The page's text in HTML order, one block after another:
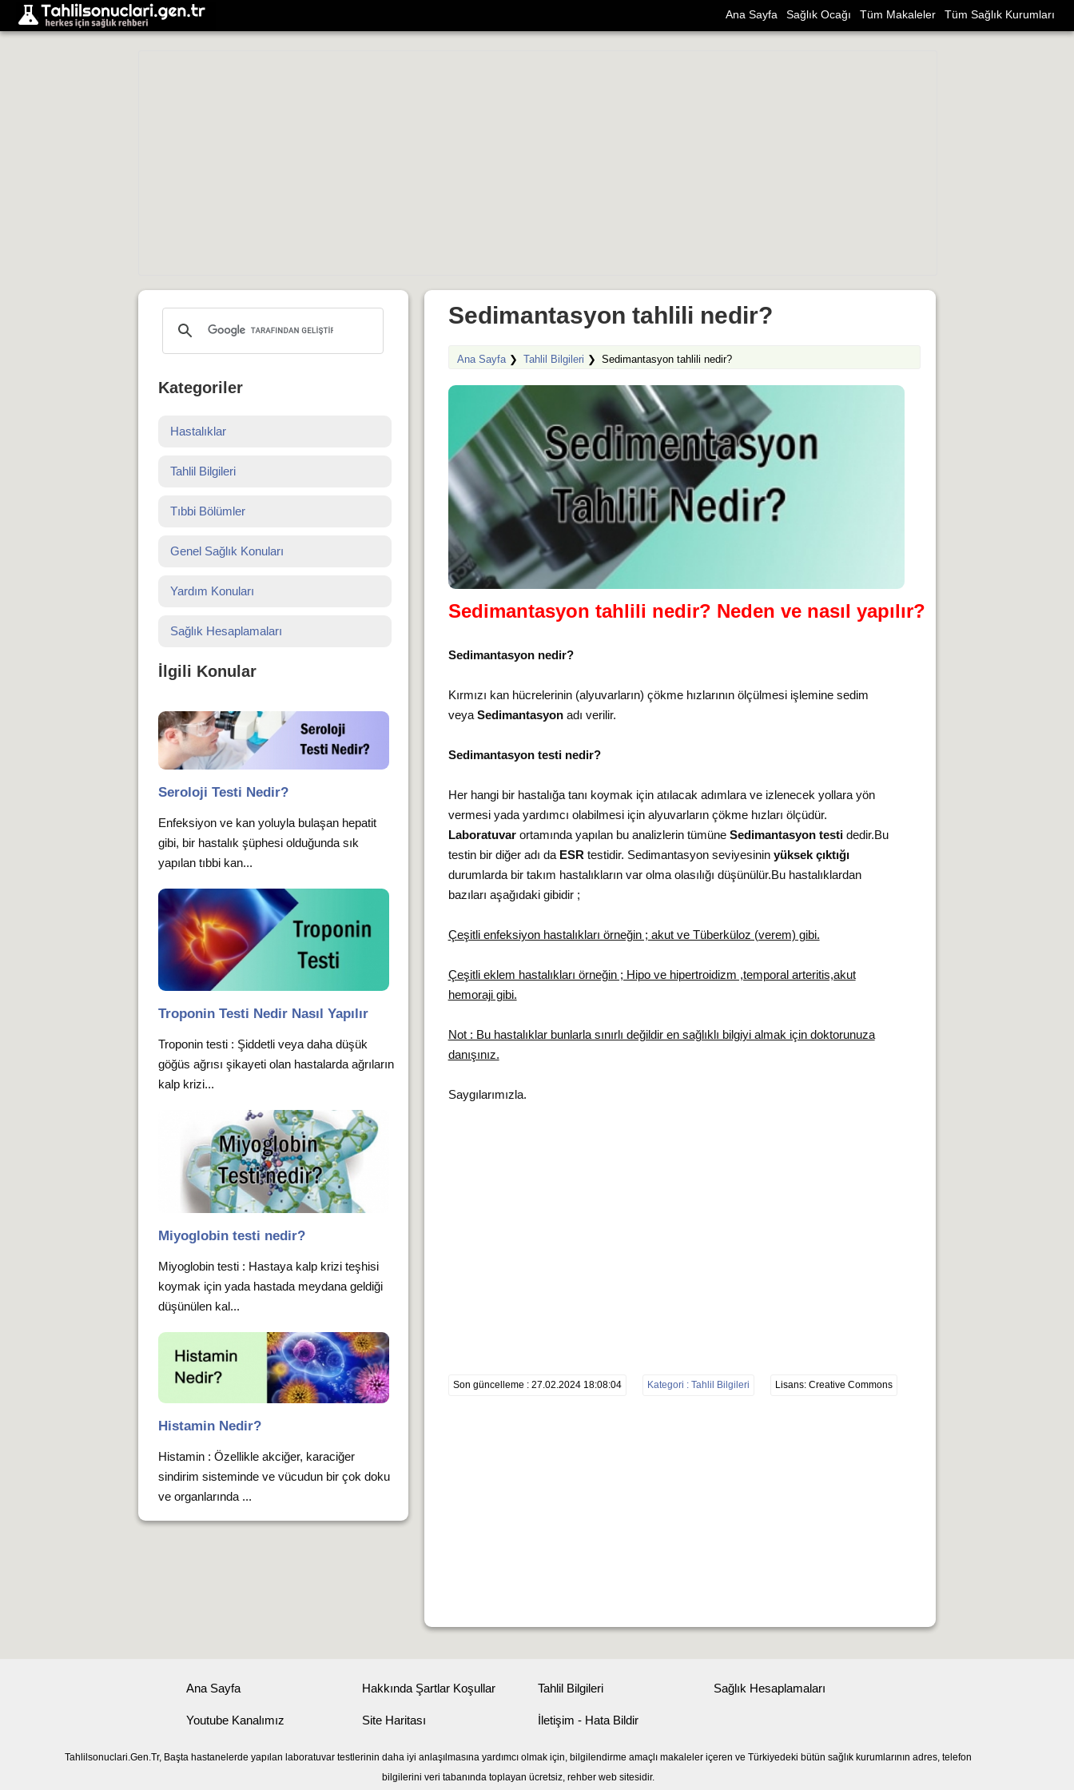
Ana Sayfa Sağlık Ocağı Tüm Makaleler Tüm Sağlık Kurumları
Sedimantasyon tahlili nedir?
Ana Sayfa❯ Tahlil Bilgileri ❯ Sedimantasyon tahlili nedir?
Sedimantasyon tahlili nedir? Neden ve nasıl yapılır?
Sedimantasyon nedir?
Kırmızı kan hücrelerinin (alyuvarların) çökme hızlarının ölçülmesi işlemine sedim
veya Sedimantasyonadı verilir.
Sedimantasyon testi nedir?
Her hangi bir hastalığa tanı koymak için atılacak adımlara ve izlenecek yollara yön
vermesi yada yardımcı olabilmesi için alyuvarların çökme hızları ölçüdür.
Laboratuvarortamında yapılan bu analizlerin tümüne Sedimantasyon testidedir.Bu
testin bir diğer adı da ESR testidir. Sedimantasyon seviyesinin yüksek çıktığı
durumlarda bir takım hastalıkların var olma olasılığı düşünülür.Bu hastalıklardan
bazıları aşağıdaki gibidir ;
Çeşitli enfeksiyon hastalıkları örneğin ; akut ve Tüberküloz (verem) gibi.
Çeşitli eklem hastalıkları örneğin ; Hipo ve hipertroidizm ,temporal arteritis,akut
hemoraji gibi.
Not : Bu hastalıklar bunlarla sınırlı değildir en sağlıklı bilgiyi almak için doktorunuza
danışınız.
Saygılarımızla.
Son güncelleme : 27.02.2024 18:08:04 Kategori : Tahlil Bilgileri Lisans: Creative Commons
Kategoriler
Hastalıklar
Tahlil Bilgileri
Tıbbi Bölümler
Genel Sağlık Konuları
Yardım Konuları
Sağlık Hesaplamaları
İlgili Konular
Seroloji Testi Nedir?
Enfeksiyon ve kan yoluyla bulaşan hepatit
gibi, bir hastalık şüphesi olduğunda sık
yapılan tıbbi kan...
Troponin Testi Nedir Nasıl Yapılır
Troponin testi : Şiddetli veya daha düşük
göğüs ağrısı şikayeti olan hastalarda ağrıların
kalp krizi...
Miyoglobin testi nedir?
Miyoglobin testi : Hastaya kalp krizi teşhisi
koymak için yada hastada meydana geldiği
düşünülen kal...
Histamin Nedir?
Histamin : Özellikle akciğer, karaciğer
sindirim sisteminde ve vücudun bir çok doku
ve organlarında ...
Ana Sayfa Hakkında Şartlar Koşullar Tahlil Bilgileri Sağlık Hesaplamaları
Youtube Kanalımız Site Haritası İletişim - Hata Bildir
Tahlilsonuclari.Gen.Tr, Başta hastanelerde yapılan laboratuvar testlerinin daha iyi anlaşılmasına yardımcı olmak için, bilgilendirme amaçlı makaleler içeren ve Türkiyedeki bütün sağlık kurumlarının adres, telefon
bilgilerini veri tabanında toplayan ücretsiz, rehber web sitesidir.